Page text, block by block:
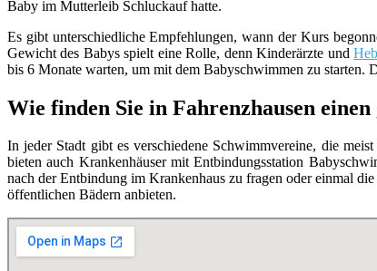
Baby im Mutterleib Schluckauf hatte.
Es gibt unterschiedliche Empfehlungen, wann der Kurs
Gewicht des Babys spielt eine Rolle, denn Kinderärzte und
bis 6 Monate warten, um mit dem Babyschwimmen zu starten.
Wie finden Sie in Fahrenzhausen
In jeder Stadt gibt es verschiedene Schwimmvereine, die
bieten auch Krankenhäuser mit Entbindungsstation
nach der Entbindung im Krankenhaus zu fragen oder einmal
öffentlichen Bädern anbieten.